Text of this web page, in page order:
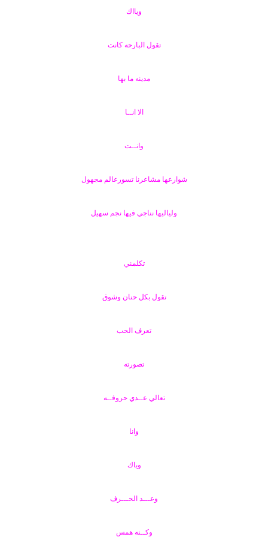
ويااك
تقول البارحه كانت
مدينه ما بها
الا انــا
وانــت
شوارعها مشاعرنا تسورعالم مجهول
ولياليها نناجي فيها نجم سهيل
تكلمني
تقول بكل حنان وشوق
تعرف الحب
تصورته
تعالي عــدي حروفــه
وانا
وياك
وعـــد الحـــرف
وكــنه همس